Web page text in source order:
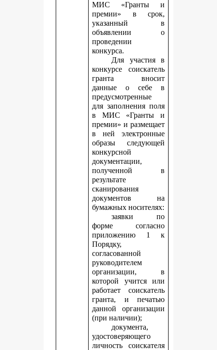
МИС «Гранты и
премии» в срок,
указанный в
объявлении о
проведении
конкурса.
Для участия в
конкурсе соискатель
гранта вносит
данные о себе в
предусмотренные
для заполнения поля
в МИС «Гранты и
премии» и размещает
в ней электронные
образы следующей
конкурсной
документации,
полученной в
результате
сканирования
документов на
бумажных носителях:
заявки по
форме согласно
приложению 1 к
Порядку,
согласованной
руководителем
организации, в
которой учится или
работает соискатель
гранта, и печатью
данной организации
(при наличии);
документа,
удостоверяющего
личность соискателя